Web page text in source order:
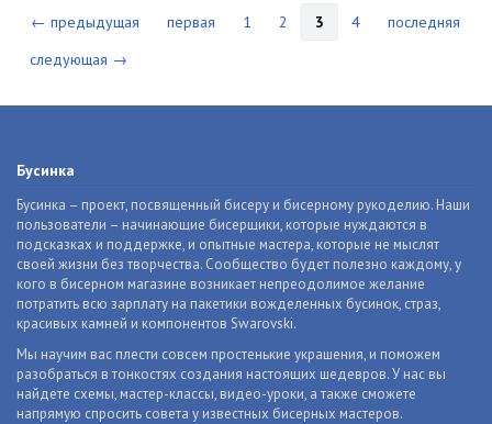
← предыдущая первая 1 2 3 4
последняя
следующая →
Бусинка
Бусинка – проект, посвященный бисеру и бисерному рукоделию. Наши
пользователи – начинающие бисерщики, которые нуждаются в
подсказках и поддержке, и опытные мастера, которые не мыслят
своей жизни без творчества. Сообщество будет полезно каждому, у
кого в бисерном магазине возникает непреодолимое желание
потратить всю зарплату на пакетики вожделенных бусинок, страз,
красивых камней и компонентов Swarovski.
Мы научим вас плести совсем простенькие украшения, и поможем
разобраться в тонкостях создания настоящих шедевров. У нас вы
найдете схемы, мастер-классы, видео-уроки, а также сможете
напрямую спросить совета у известных бисерных мастеров.